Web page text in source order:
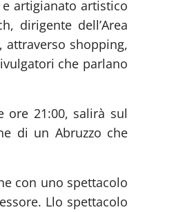
artigianato artistico
dirigente dell’Area
attraverso shopping,
che parlano
ore 21:00, salirà sul
di un Abruzzo che
con uno spettacolo
Llo spettacolo